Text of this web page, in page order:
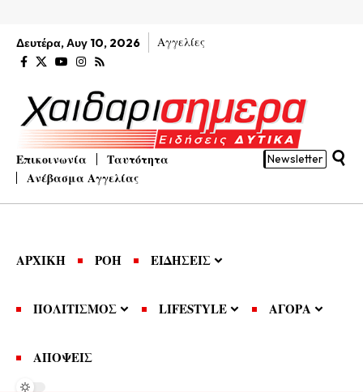
Δευτέρα, Αυγ 10, 2026 Αγγελίες
Επικοινωνία
Ταυτότητα
Ανέβασμα Αγγελίας
Newsletter
ΑΡΧΙΚΗ ΡΟΗ ΕΙΔΗΣΕΙΣ
ΠΟΛΙΤΙΣΜΟΣ LIFESTYLE ΑΓΟΡΑ
ΑΠΟΨΕΙΣ